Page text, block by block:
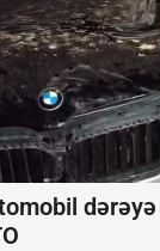
dərəyə